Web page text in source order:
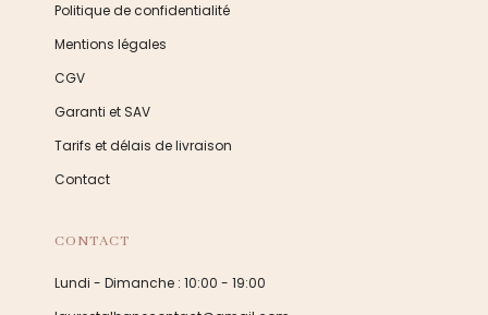
Politique de confidentialité
Mentions légales
CGV
Garanti et SAV
Tarifs et délais de livraison
Contact
CONTACT
Lundi - Dimanche : 10:00 - 19:00